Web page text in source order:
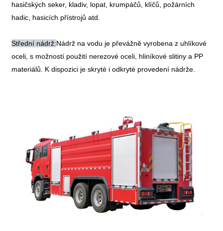
hasičských seker, kladiv, lopat, krumpáčů, klíčů, požárních
hadic, hasicích přístrojů atd.
Střední nádrž:Nádrž na vodu je převážně vyrobena z uhlíkové
oceli, s možností použití nerezové oceli, hliníkové slitiny a PP
materiálů. K dispozici je skryté i odkryté provedení nádrže.